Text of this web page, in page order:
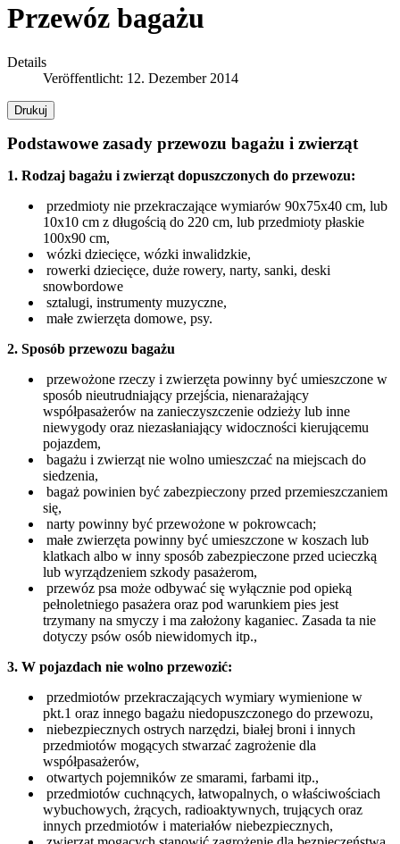
Przewóz bagażu
Details
Veröffentlicht: 12. Dezember 2014
Drukuj
Podstawowe zasady przewozu bagażu i zwierząt
1. Rodzaj bagażu i zwierząt dopuszczonych do przewozu:
przedmioty nie przekraczające wymiarów 90x75x40 cm, lub
10x10 cm z długością do 220 cm, lub przedmioty płaskie
100x90 cm,
wózki dziecięce, wózki inwalidzkie,
rowerki dziecięce, duże rowery, narty, sanki, deski
snowbordowe
sztalugi, instrumenty muzyczne,
małe zwierzęta domowe, psy.
2. Sposób przewozu bagażu
przewożone rzeczy i zwierzęta powinny być umieszczone w
sposób nieutrudniający przejścia, nienarażający
współpasażerów na zanieczyszczenie odzieży lub inne
niewygody oraz niezasłaniający widoczności kierującemu
pojazdem,
bagażu i zwierząt nie wolno umieszczać na miejscach do
siedzenia,
bagaż powinien być zabezpieczony przed przemieszczaniem
się,
narty powinny być przewożone w pokrowcach;
małe zwierzęta powinny być umieszczone w koszach lub
klatkach albo w inny sposób zabezpieczone przed ucieczką
lub wyrządzeniem szkody pasażerom,
przewóz psa może odbywać się wyłącznie pod opieką
pełnoletniego pasażera oraz pod warunkiem pies jest
trzymany na smyczy i ma założony kaganiec. Zasada ta nie
dotyczy psów osób niewidomych itp.,
3. W pojazdach nie wolno przewozić:
przedmiotów przekraczających wymiary wymienione w
pkt.1 oraz innego bagażu niedopuszczonego do przewozu,
niebezpiecznych ostrych narzędzi, białej broni i innych
przedmiotów mogących stwarzać zagrożenie dla
współpasażerów,
otwartych pojemników ze smarami, farbami itp.,
przedmiotów cuchnących, łatwopalnych, o właściwościach
wybuchowych, żrących, radioaktywnych, trujących oraz
innych przedmiotów i materiałów niebezpiecznych,